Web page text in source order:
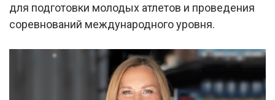
для подготовки молодых атлетов и проведения
соревнований международного уровня.